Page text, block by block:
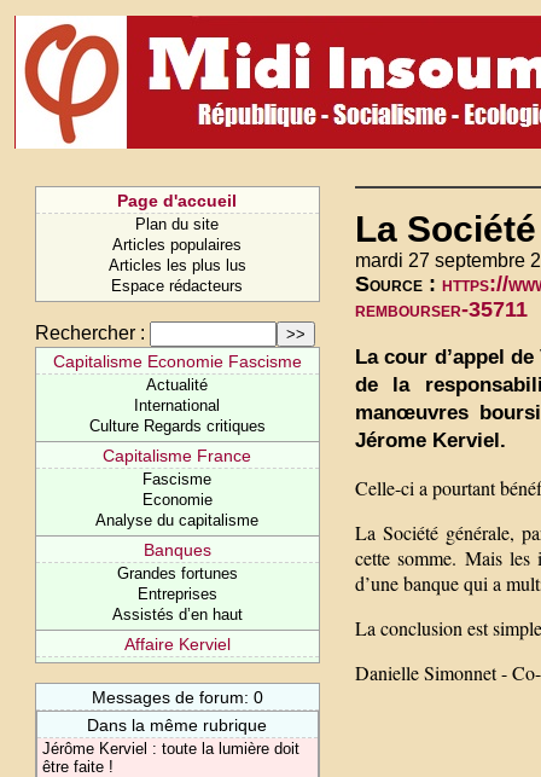
Page d'accueil
Plan du site
Articles populaires
Articles les plus lus
Espace rédacteurs
Rechercher :
Capitalisme Economie Fascisme
Actualité
International
Culture Regards critiques
Capitalisme France
Fascisme
Economie
Analyse du capitalisme
Banques
Grandes fortunes
Entreprises
Assistés d’en haut
Affaire Kerviel
Messages de forum: 0
Dans la même rubrique
Jérôme Kerviel : toute la lumière doit
être faite !
La
mardi 27 septembre
Source : https://
rembourser-35711
La cour d’appel
de la
manœuvres
Jérome Kerviel.
Celle-ci a pourtant
La Société générale,
cette somme. Mais les
d’une banque qui a
La conclusion est
Danielle Simonnet -